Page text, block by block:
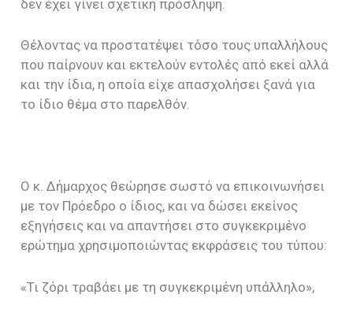
δεν έχει γίνει σχετική πρόσληψη.
Θέλοντας να προστατέψει τόσο τους υπαλλήλους
που παίρνουν και εκτελούν εντολές από εκεί αλλά
και την ίδια, η οποία είχε απασχολήσει ξανά για
το ίδιο θέμα στο παρελθόν.
Ο κ. Δήμαρχος θεώρησε σωστό να επικοινωνήσει
με τον Πρόεδρο ο ίδιος, και να δώσει εκείνος
εξηγήσεις και να απαντήσει στο συγκεκριμένο
ερώτημα χρησιμοποιώντας εκφράσεις του τύπου:
«Τι ζόρι τραβάει με τη συγκεκριμένη υπάλληλο»,